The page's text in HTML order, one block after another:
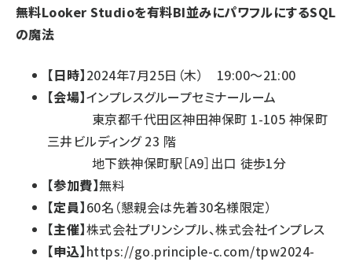
無料Looker Studioを有料BI並みにパワフルにするSQL
の魔法
【日時】2024年7月25日（木） 19:00～21:00
【会場】インプレスグループセミナールーム
東京都千代田区神田神保町 1-105 神保町
三井ビルディング 23 階
地下鉄神保町駅［A9］出口 徒歩1分
【参加費】無料
【定員】60名（懇親会は先着30名様限定）
【主催】株式会社プリンシプル、株式会社インプレス
【申込】https://go.principle-c.com/tpw2024-